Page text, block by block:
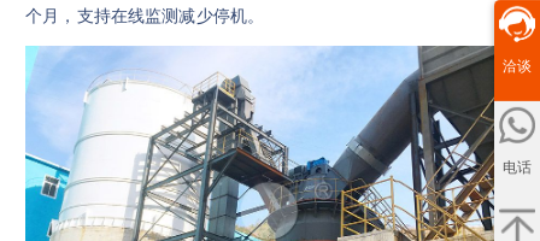
个月，支持在线监测减少停机。
洽谈
电话